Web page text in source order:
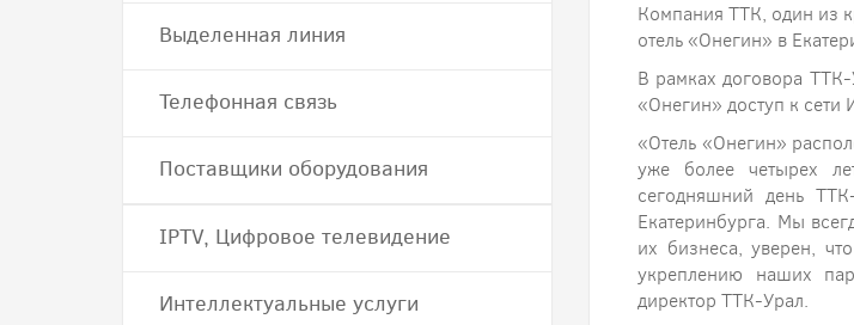
Компания ТТК, один из
отель «Онегин» в
В рамках договора
«Онегин» доступ к
«Отель «Онегин»
уже более четырех
сегодняшний день
Екатеринбурга. Мы
их бизнеса, уверен,
укреплению наших
директор ТТК-Урал.
Выделенная линия
Телефонная связь
Поставщики оборудования
IPTV, Цифровое телевидение
Интеллектуальные услуги